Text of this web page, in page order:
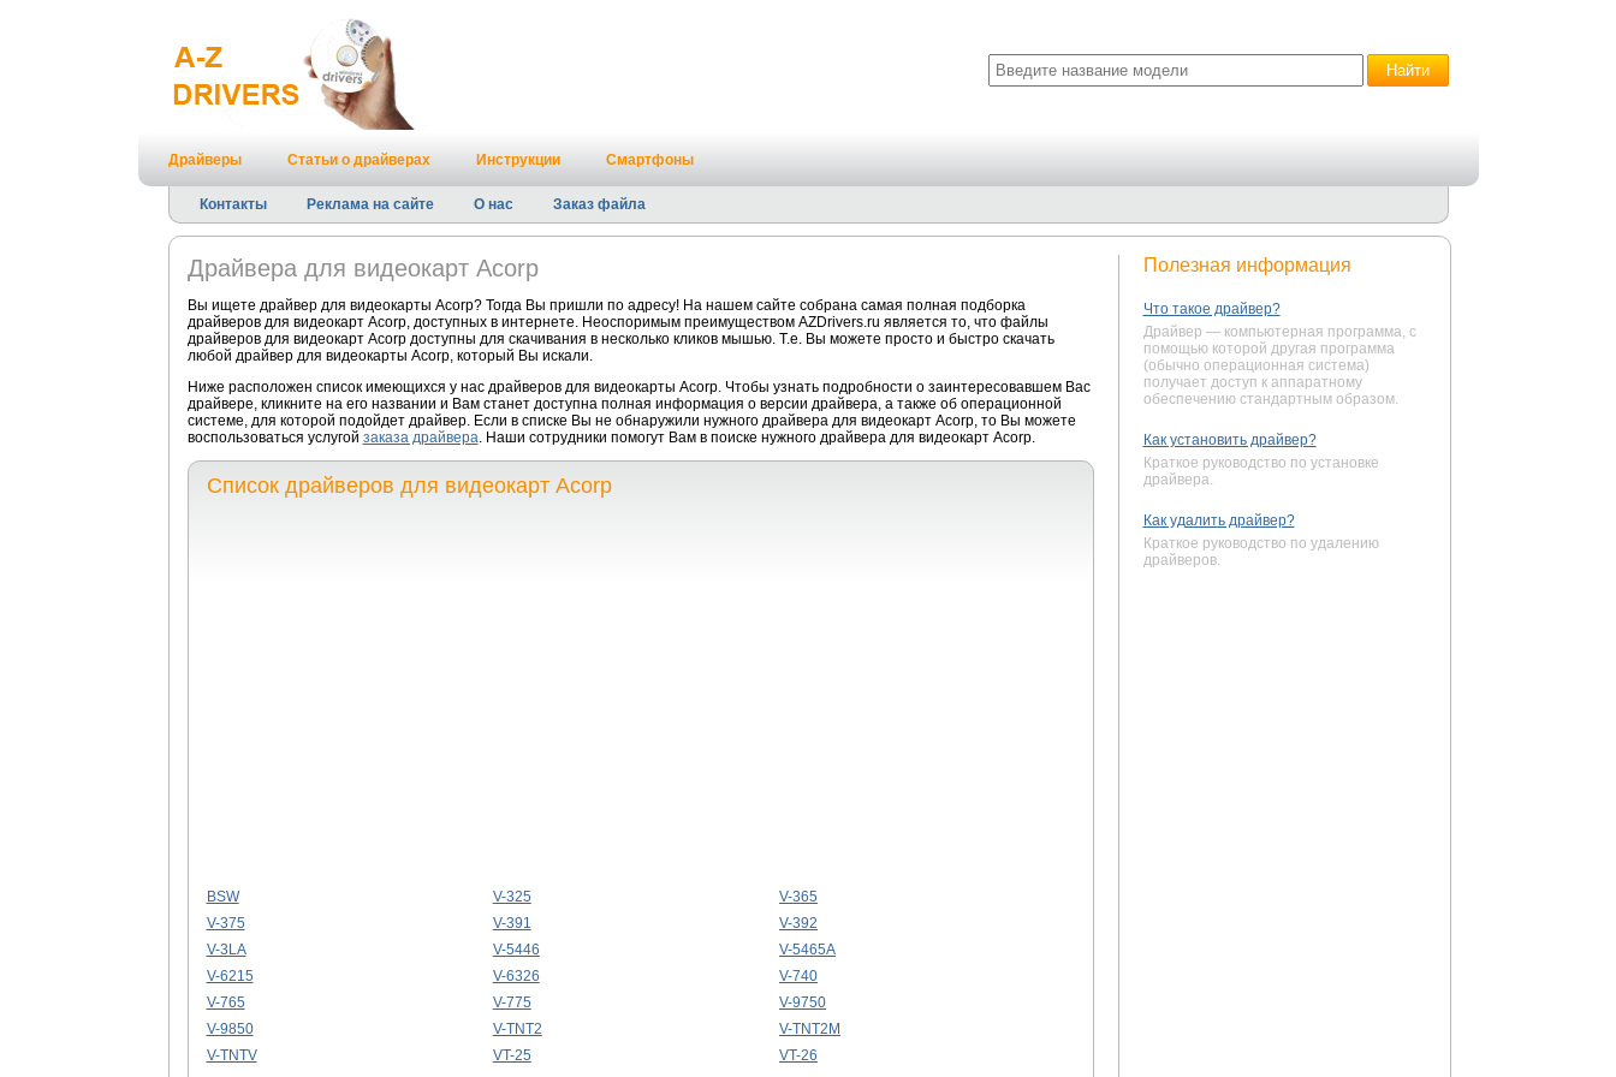
Драйверы Статьи о драйверах Инструкции Смартфоны
Контакты Реклама на сайте О нас Заказ файла
Драйвера для видеокарт Acorp
Вы ищете драйвер для видеокарты Acorp? Тогда Вы пришли по адресу! На нашем сайте собрана самая полная подборка
драйверов для видеокарт Acorp, доступных в интернете. Неоспоримым преимуществом AZDrivers.ru является то, что файлы
драйверов для видеокарт Acorp доступны для скачивания в несколько кликов мышью. Т.е. Вы можете просто и быстро скачать
любой драйвер для видеокарты Acorp, который Вы искали.
Ниже расположен список имеющихся у нас драйверов для видеокарты Acorp. Чтобы узнать подробности о заинтересовавшем Вас
драйвере, кликните на его названии и Вам станет доступна полная информация о версии драйвера, а также об операционной
системе, для которой подойдет драйвер. Если в списке Вы не обнаружили нужного драйвера для видеокарт Acorp, то Вы можете
воспользоваться услугой заказа драйвера. Наши сотрудники помогут Вам в поиске нужного драйвера для видеокарт Acorp.
Список драйверов для видеокарт Acorp
BSW V-325
V-365
V-375
V-391
V-392
V-3LA
V-5446
V-5465A
V-6215
V-6326
V-740
V-765
V-775
V-9750
V-9850
V-TNT2
V-TNT2M
V-TNTV
VT-25 VT-26
Полезная информация
Что такое драйвер?
Драйвер — компьютерная программа, с
помощью которой другая программа
(обычно операционная система)
получает доступ к аппаратному
обеспечению стандартным образом.
Как установить драйвер?
Краткое руководство по установке
драйвера.
Как удалить драйвер?
Краткое руководство по удалению
драйверов.